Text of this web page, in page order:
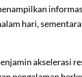
hari,
akselerasi